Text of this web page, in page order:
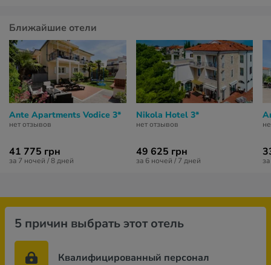
Ближайшие отели
Ante Apartments Vodice 3*
нет отзывов
41 775 грн
за 7 ночей / 8 дней
Nikola Hotel 3*
нет отзывов
49 625 грн
за 6 ночей / 7 дней
5 причин выбрать этот отель
Квалифицированный персонал